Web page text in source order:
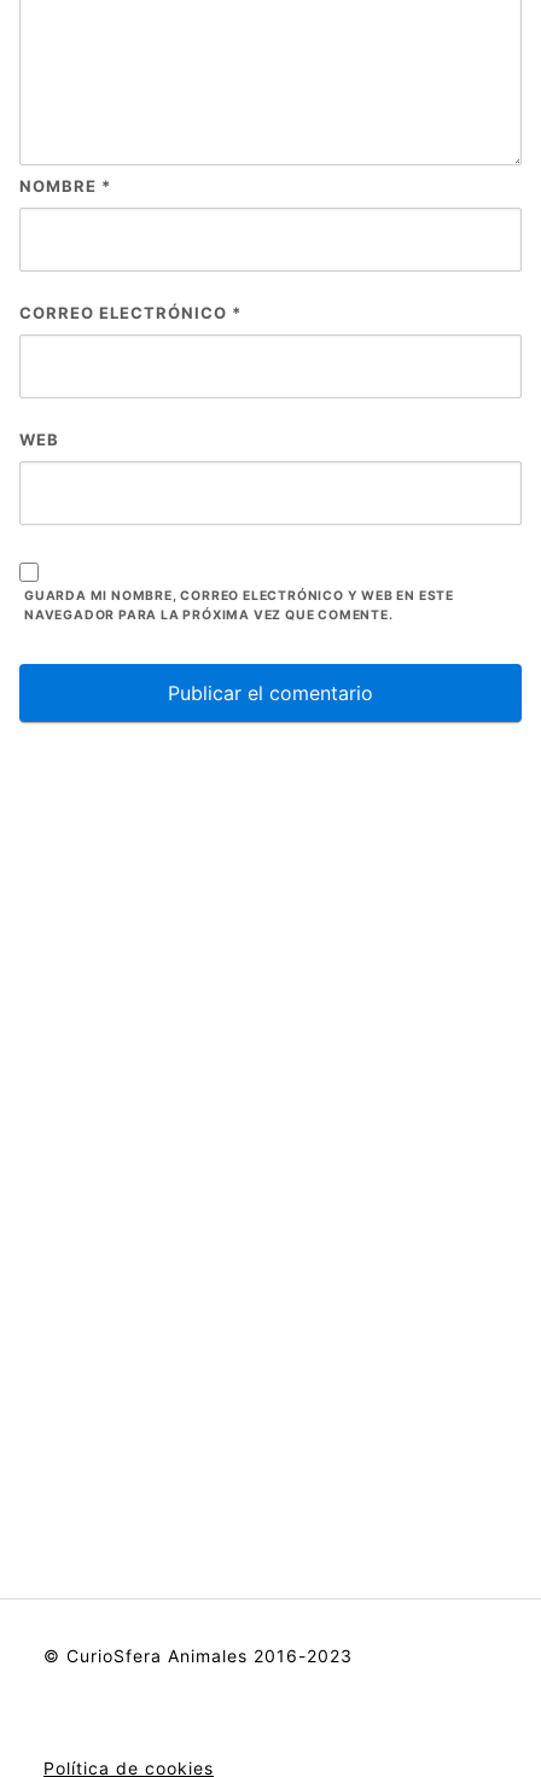
NOMBRE *
CORREO ELECTRÓNICO *
WEB
GUARDA MI NOMBRE, CORREO ELECTRÓNICO Y WEB EN ESTE
NAVEGADOR PARA LA PRÓXIMA VEZ QUE COMENTE.
© CurioSfera Animales 2016-2023
Política de cookies